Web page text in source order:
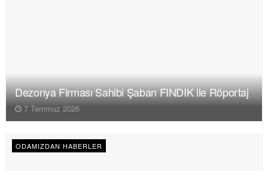
Dezonya Firması Sahibi Şaban FINDIK ile Röportaj
7 Temmuz 2026
ODAMIZDAN HABERLER